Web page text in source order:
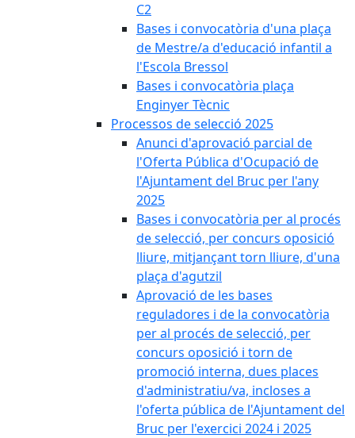
C2
Bases i convocatòria d'una plaça
de Mestre/a d'educació infantil a
l'Escola Bressol
Bases i convocatòria plaça
Enginyer Tècnic
Processos de selecció 2025
Anunci d'aprovació parcial de
l'Oferta Pública d'Ocupació de
l'Ajuntament del Bruc per l'any
2025
Bases i convocatòria per al procés
de selecció, per concurs oposició
lliure, mitjançant torn lliure, d'una
plaça d'agutzil
Aprovació de les bases
reguladores i de la convocatòria
per al procés de selecció, per
concurs oposició i torn de
promoció interna, dues places
d'administratiu/va, incloses a
l'oferta pública de l'Ajuntament del
Bruc per l'exercici 2024 i 2025